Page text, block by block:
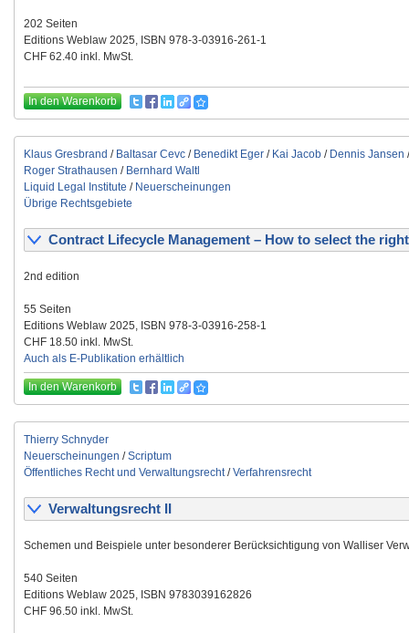
202 Seiten
Editions Weblaw 2025, ISBN 978-3-03916-261-1
CHF 62.40 inkl. MwSt.
In den Warenkorb
Klaus Gresbrand / Baltasar Cevc / Benedikt Eger / Kai Jacob / Dennis Jansen
Roger Strathausen / Bernhard Waltl
Liquid Legal Institute / Neuerscheinungen
Übrige Rechtsgebiete
Contract Lifecycle Management – How to select the
2nd edition
55 Seiten
Editions Weblaw 2025, ISBN 978-3-03916-258-1
CHF 18.50 inkl. MwSt.
Auch als E-Publikation erhältlich
In den Warenkorb
Thierry Schnyder
Neuerscheinungen /Scriptum
Öffentliches Recht und Verwaltungsrecht/Verfahrensrecht
Verwaltungsrecht II
Schemen und Beispiele unter besonderer Berücksichtigung von Walliser
540 Seiten
Editions Weblaw 2025, ISBN 9783039162826
CHF 96.50 inkl. MwSt.